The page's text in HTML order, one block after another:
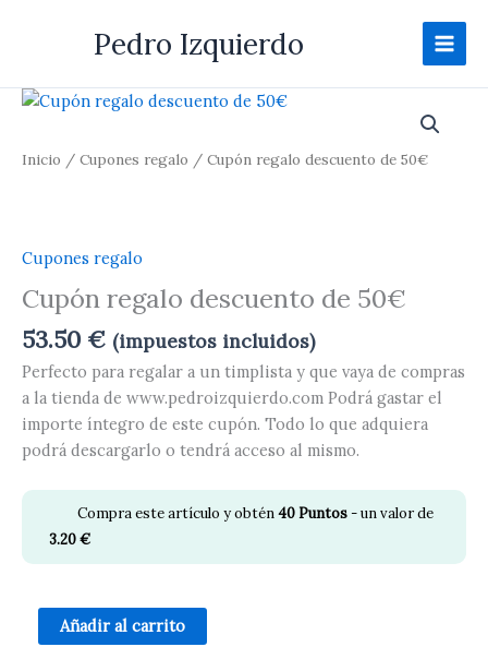
Pedro Izquierdo
Inicio / Cupones regalo / Cupón regalo descuento de 50€
Cupones regalo
Cupón regalo descuento de 50€
53.50 € (impuestos incluidos)
Perfecto para regalar a un timplista y que vaya de compras
a la tienda de www.pedroizquierdo.com Podrá gastar el
importe íntegro de este cupón. Todo lo que adquiera
podrá descargarlo o tendrá acceso al mismo.
Compra este artículo y obtén40Puntos- un valor de
3.20€
Cupón
descuento
Añadir al carrito